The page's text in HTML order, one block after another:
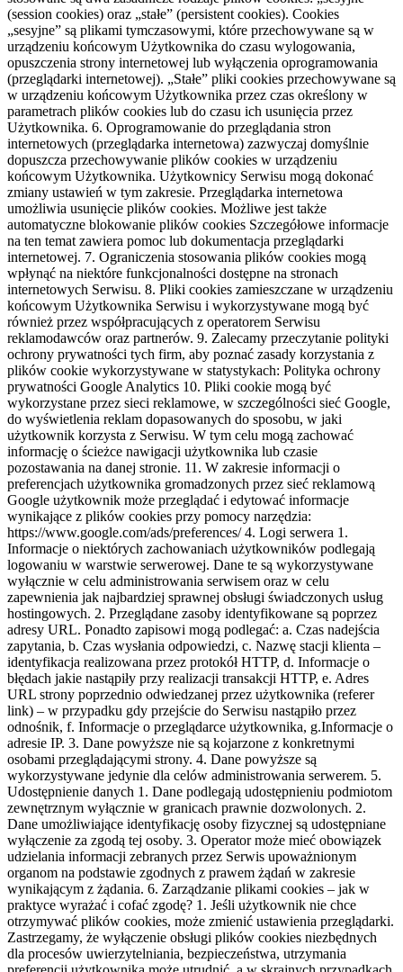
(session cookies) oraz „stałe” (persistent cookies). Cookies
„sesyjne” są plikami tymczasowymi, które przechowywane są w
urządzeniu końcowym Użytkownika do czasu wylogowania,
opuszczenia strony internetowej lub wyłączenia oprogramowania
(przeglądarki internetowej). „Stałe” pliki cookies przechowywane są
w urządzeniu końcowym Użytkownika przez czas określony w
parametrach plików cookies lub do czasu ich usunięcia przez
Użytkownika. 6. Oprogramowanie do przeglądania stron
internetowych (przeglądarka internetowa) zazwyczaj domyślnie
dopuszcza przechowywanie plików cookies w urządzeniu
końcowym Użytkownika. Użytkownicy Serwisu mogą dokonać
zmiany ustawień w tym zakresie. Przeglądarka internetowa
umożliwia usunięcie plików cookies. Możliwe jest także
automatyczne blokowanie plików cookies Szczegółowe informacje
na ten temat zawiera pomoc lub dokumentacja przeglądarki
internetowej. 7. Ograniczenia stosowania plików cookies mogą
wpłynąć na niektóre funkcjonalności dostępne na stronach
internetowych Serwisu. 8. Pliki cookies zamieszczane w urządzeniu
końcowym Użytkownika Serwisu i wykorzystywane mogą być
również przez współpracujących z operatorem Serwisu
reklamodawców oraz partnerów. 9. Zalecamy przeczytanie polityki
ochrony prywatności tych firm, aby poznać zasady korzystania z
plików cookie wykorzystywane w statystykach: Polityka ochrony
prywatności Google Analytics 10. Pliki cookie mogą być
wykorzystane przez sieci reklamowe, w szczególności sieć Google,
do wyświetlenia reklam dopasowanych do sposobu, w jaki
użytkownik korzysta z Serwisu. W tym celu mogą zachować
informację o ścieżce nawigacji użytkownika lub czasie
pozostawania na danej stronie. 11. W zakresie informacji o
preferencjach użytkownika gromadzonych przez sieć reklamową
Google użytkownik może przeglądać i edytować informacje
wynikające z plików cookies przy pomocy narzędzia:
https://www.google.com/ads/preferences/ 4. Logi serwera 1.
Informacje o niektórych zachowaniach użytkowników podlegają
logowaniu w warstwie serwerowej. Dane te są wykorzystywane
wyłącznie w celu administrowania serwisem oraz w celu
zapewnienia jak najbardziej sprawnej obsługi świadczonych usług
hostingowych. 2. Przeglądane zasoby identyfikowane są poprzez
adresy URL. Ponadto zapisowi mogą podlegać: a. Czas nadejścia
zapytania, b. Czas wysłania odpowiedzi, c. Nazwę stacji klienta –
identyfikacja realizowana przez protokół HTTP, d. Informacje o
błędach jakie nastąpiły przy realizacji transakcji HTTP, e. Adres
URL strony poprzednio odwiedzanej przez użytkownika (referer
link) – w przypadku gdy przejście do Serwisu nastąpiło przez
odnośnik, f. Informacje o przeglądarce użytkownika, g.Informacje o
adresie IP. 3. Dane powyższe nie są kojarzone z konkretnymi
osobami przeglądającymi strony. 4. Dane powyższe są
wykorzystywane jedynie dla celów administrowania serwerem. 5.
Udostępnienie danych 1. Dane podlegają udostępnieniu podmiotom
zewnętrznym wyłącznie w granicach prawnie dozwolonych. 2.
Dane umożliwiające identyfikację osoby fizycznej są udostępniane
wyłączenie za zgodą tej osoby. 3. Operator może mieć obowiązek
udzielania informacji zebranych przez Serwis upoważnionym
organom na podstawie zgodnych z prawem żądań w zakresie
wynikającym z żądania. 6. Zarządzanie plikami cookies – jak w
praktyce wyrażać i cofać zgodę? 1. Jeśli użytkownik nie chce
otrzymywać plików cookies, może zmienić ustawienia przeglądarki.
Zastrzegamy, że wyłączenie obsługi plików cookies niezbędnych
dla procesów uwierzytelniania, bezpieczeństwa, utrzymania